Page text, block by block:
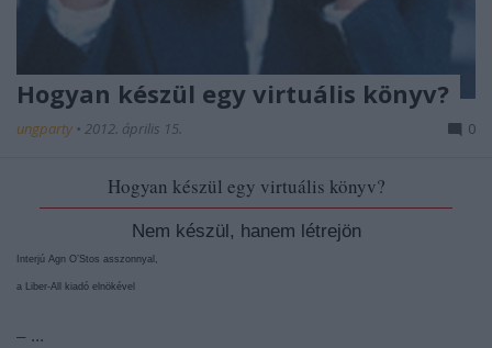
Hogyan készül egy virtuális könyv?
ungparty • 2012. április 15. 0
Hogyan készül egy virtuális könyv?
Nem készül, hanem létrejön
Interjú Agn O’Stos asszonnyal,
a Liber-All kiadó elnökével
– ...